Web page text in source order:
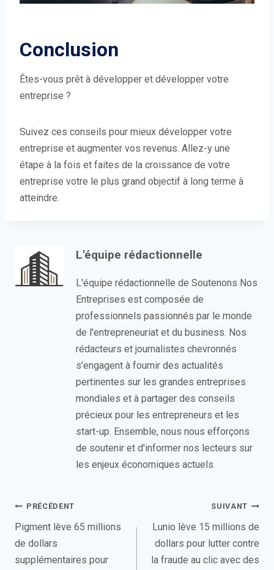
Conclusion
Êtes-vous prêt à développer et développer votre
entreprise ?
Suivez ces conseils pour mieux développer votre
entreprise et augmenter vos revenus. Allez-y une
étape à la fois et faites de la croissance de votre
entreprise votre le plus grand objectif à long terme à
atteindre.
L'équipe rédactionnelle
L'équipe rédactionnelle de Soutenons Nos
Entreprises est composée de
professionnels passionnés par le monde
de l'entrepreneuriat et du business. Nos
rédacteurs et journalistes chevronnés
s'engagent à fournir des actualités
pertinentes sur les grandes entreprises
mondiales et à partager des conseils
précieux pour les entrepreneurs et les
start-up. Ensemble, nous nous efforçons
de soutenir et d'informer nos lecteurs sur
les enjeux économiques actuels.
Navigation
de
l’article
PRÉCÉDENT
Pigment lève 65 millions
de dollars
supplémentaires pour
SUIVANT
Lunio lève 15 millions de
dollars pour lutter contre
la fraude au clic avec des